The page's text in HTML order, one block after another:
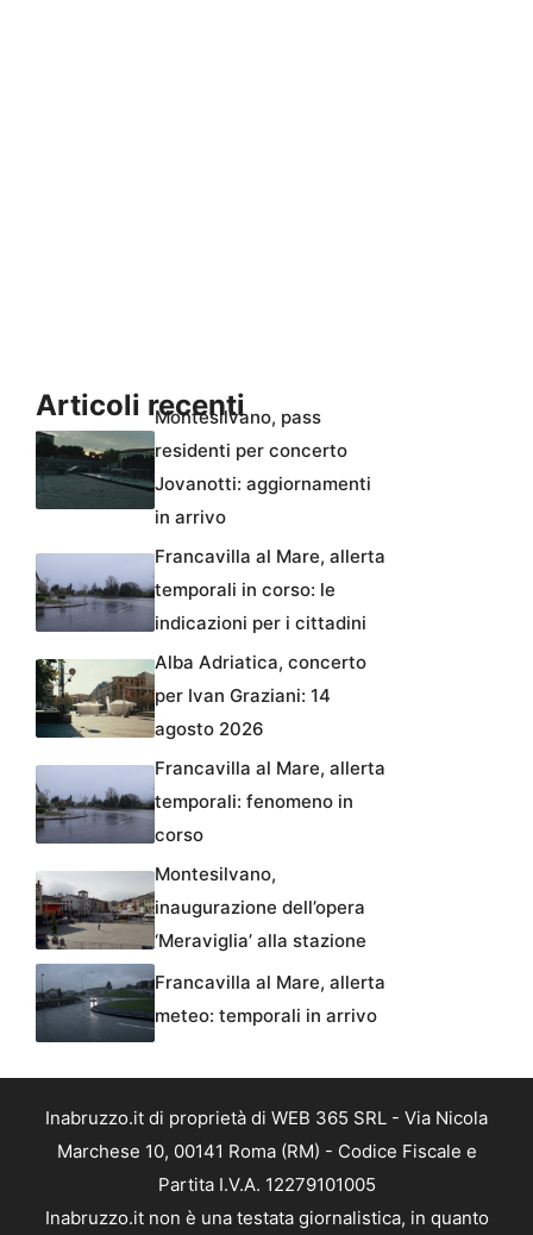
Articoli recenti
Montesilvano, pass
residenti per concerto
Jovanotti: aggiornamenti
in arrivo
Francavilla al Mare, allerta
temporali in corso: le
indicazioni per i cittadini
Alba Adriatica, concerto
per Ivan Graziani: 14
agosto 2026
Francavilla al Mare, allerta
temporali: fenomeno in
corso
Montesilvano,
inaugurazione dell’opera
‘Meraviglia’ alla stazione
Francavilla al Mare, allerta
meteo: temporali in arrivo
Inabruzzo.it di proprietà di WEB 365 SRL - Via Nicola
Marchese 10, 00141 Roma (RM) - Codice Fiscale e
Partita I.V.A. 12279101005
Inabruzzo.it non è una testata giornalistica, in quanto